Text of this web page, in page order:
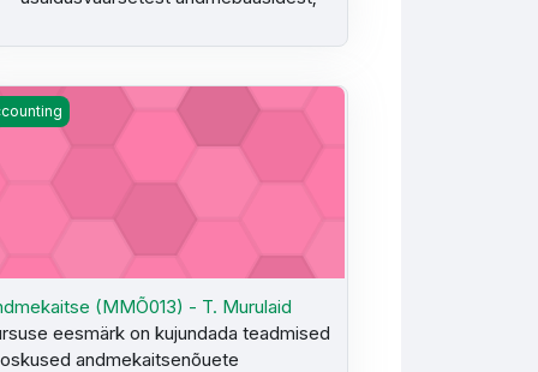
- H. Freienthal(MMÕ013) - T. Murulaid
(MMÕ013) - T. Murulaid
eesmärk on kujundada teadmised
andmekaitsenõuete